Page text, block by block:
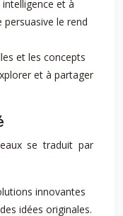
et à
le rend
et les concepts
et à partager
se traduit par
innovantes
idées originales.